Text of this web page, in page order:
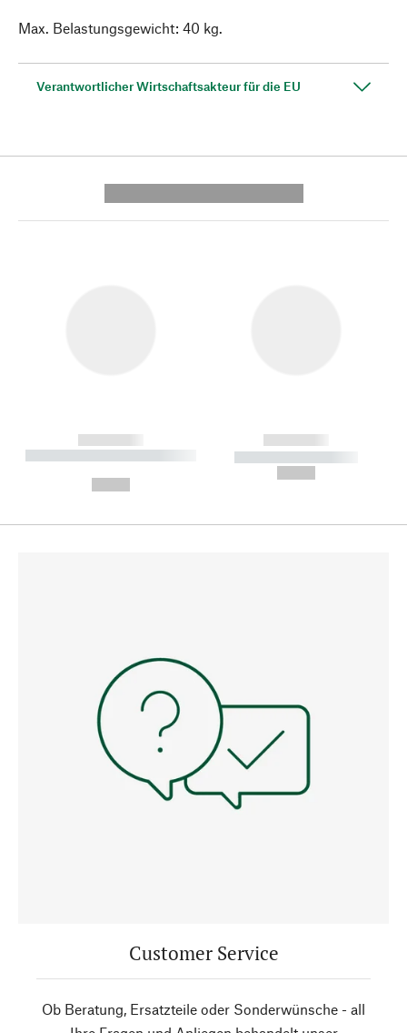
Max. Belastungsgewicht: 40 kg.
Verantwortlicher Wirtschaftsakteur für die EU
------------
----------- ----------- --------
------------
----------- -----------
Customer Service
Ob Beratung, Ersatzteile oder Sonderwünsche - all